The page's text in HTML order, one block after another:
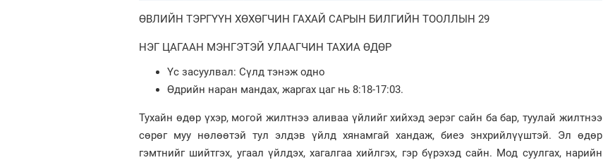
ӨВЛИЙН ТЭРГҮҮН ХӨХӨГЧИН ГАХАЙ САРЫН БИЛГИЙН ТООЛЛЫН 29
НЭГ ЦАГААН МЭНГЭТЭЙ УЛААГЧИН ТАХИА ӨДӨР
Үс засуулвал: Сүлд тэнэж одно
Өдрийн наран мандах, жаргах цаг нь 8:18-17:03.
Тухайн өдөр үхэр, могой жилтнээ аливаа үйлийг хийхэд эерэг сайн ба бар, туулай жилтнээ
сөрөг муу нөлөөтэй тул элдэв үйлд хянамгай хандаж, биеэ энхрийлүүштэй. Эл өдөр
гэмтнийг шийтгэх, угаал үйлдэх, хагалгаа хийлгэх, гэр бүрэхэд сайн. Мод суулгах, нарийн